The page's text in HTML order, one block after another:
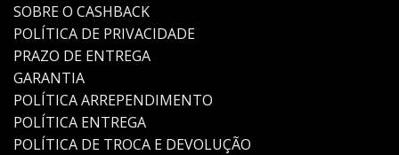
SOBRE O CASHBACK
POLÍTICA DE PRIVACIDADE
PRAZO DE ENTREGA
GARANTIA
POLÍTICA ARREPENDIMENTO
POLÍTICA ENTREGA
POLÍTICA DE TROCA E DEVOLUÇÃO